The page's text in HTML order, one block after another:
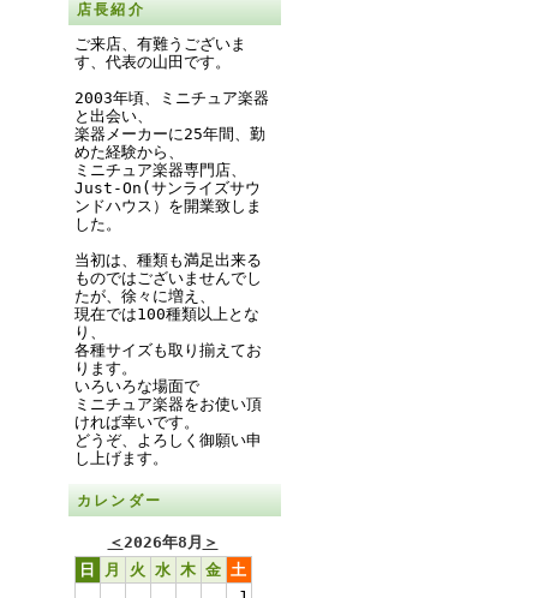
店長紹介
ご来店、有難うございま
す、代表の山田です。
2003年頃、ミニチュア楽器
と出会い、
楽器メーカーに25年間、勤
めた経験から、
ミニチュア楽器専門店、
Just-On(サンライズサウ
ンドハウス）を開業致しま
した。
当初は、種類も満足出来る
ものではございませんでし
たが、徐々に増え、
現在では100種類以上とな
り、
各種サイズも取り揃えてお
ります。
いろいろな場面で
ミニチュア楽器をお使い頂
ければ幸いです。
どうぞ、よろしく御願い申
し上げます。
カレンダー
＜2026年8月 ＞
日
月 火 水 木 金 土